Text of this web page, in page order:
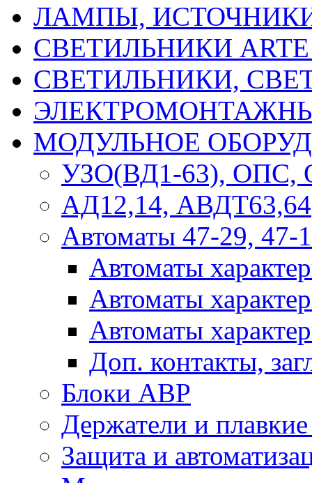
ЛАМПЫ,
СВЕТИЛЬНИКИ ARTE
СВЕТИЛЬНИКИ,
МОДУЛЬНОЕ
УЗО(ВД1-63), ОПС,
АД12,14, АВДТ63,64
Автоматы 47-29, 47-
Автоматы
Автоматы
Автоматы
Доп. контакты,
Блоки АВР
Держатели и
Защита и